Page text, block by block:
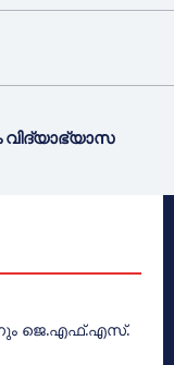
വിദ്യാഭ്യാസ
ജെ.എഫ്.എസ്.